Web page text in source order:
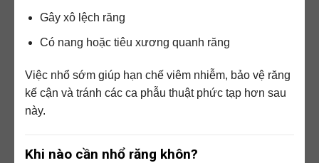
Gây xô lệch răng
Có nang hoặc tiêu xương quanh răng
Việc nhổ sớm giúp hạn chế viêm nhiễm, bảo vệ răng
kế cận và tránh các ca phẫu thuật phức tạp hơn sau
này.
Khi nào cần nhổ răng khôn?